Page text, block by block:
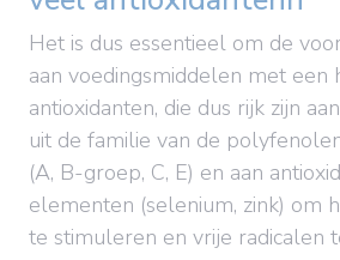
Het is dus essentieel om de
aan voedingsmiddelen met een
antioxidanten, die dus rijk zijn
uit de familie van de
(A, B-groep, C, E) en aan
elementen (selenium, zink) om
te stimuleren en vrije radicalen